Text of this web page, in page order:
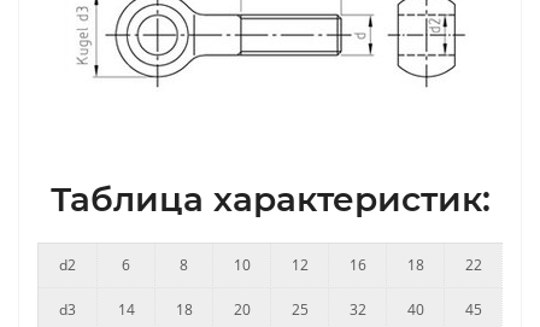
Таблица характеристик:
d2 6 8 10 12 16 18 22
d3 14 18 20 25 32 40 45